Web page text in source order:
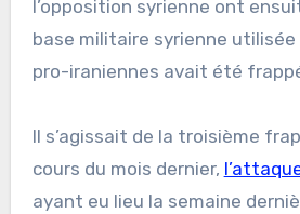
l’opposition syrienne ont
base militaire syrienne utilisée
pro-iraniennes avait été
Il s’agissait de la troisième
cours du mois dernier,
ayant eu lieu la semaine